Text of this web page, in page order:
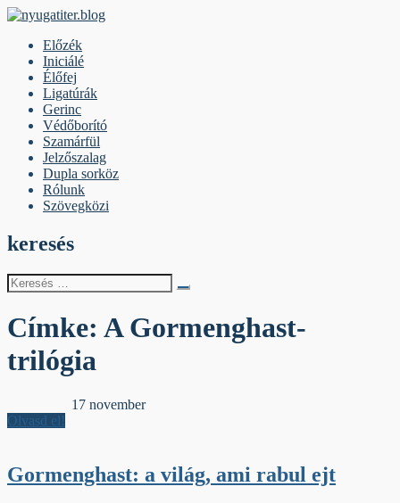
Skip
contentElőzék
Iniciálé
Élőfej
Ligatúrák
Gerinc
Védőborító
Szamárfül
Jelzőszalag
Dupla sorköz
Rólunk
Szövegközi
keresés
Keresés
erre:
Címke: A Gormenghast-
trilógia
17 november
Olvasd el!
Gormenghast: a világ, ami rabul ejt